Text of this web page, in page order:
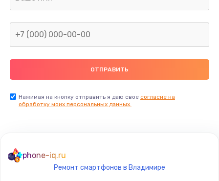
Замена датчика приближения
890 руб.
Заказать
Замена голосового динамика
Нажимая на кнопку отправить я даю свое согласие на
обработку моих персональных данных.
phone-iq.ru
Ремонт смартфонов в Владимире